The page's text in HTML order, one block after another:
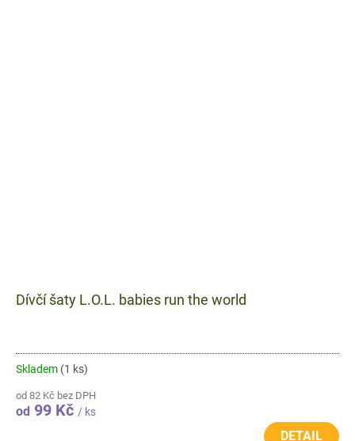
Dívčí šaty L.O.L. babies run the world
Skladem (1 ks)
od 82 Kč bez DPH
od 99 Kč / ks
DETAIL